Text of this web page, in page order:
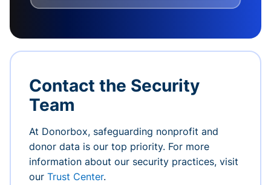
Contact the Security
Team
At Donorbox, safeguarding nonprofit and
donor data is our top priority. For more
information about our security practices, visit
our Trust Center.